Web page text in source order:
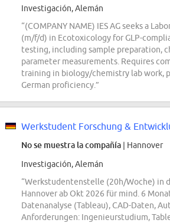
Investigación, Alemán
“(COMPANY NAME) IES AG seeks a
(m/f/d) in Ecotoxicology for GLP-
testing, including sample preparation,
parameter measurements. Requires
training in biology/chemistry lab work,
German proficiency.”
No se muestra la compañía | Hannover
Investigación, Alemán
“Werkstudentenstelle (20h/Woche) in
Hannover ab Okt 2026 für mind. 6
Datenanalyse (Tableau), CAD-Daten,
Anforderungen: Ingenieurstudium,